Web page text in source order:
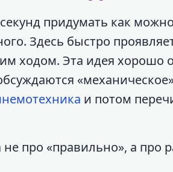
придумать как
Здесь быстро
ходом. Эта идея хорошо
и потом
про «правильно», а про